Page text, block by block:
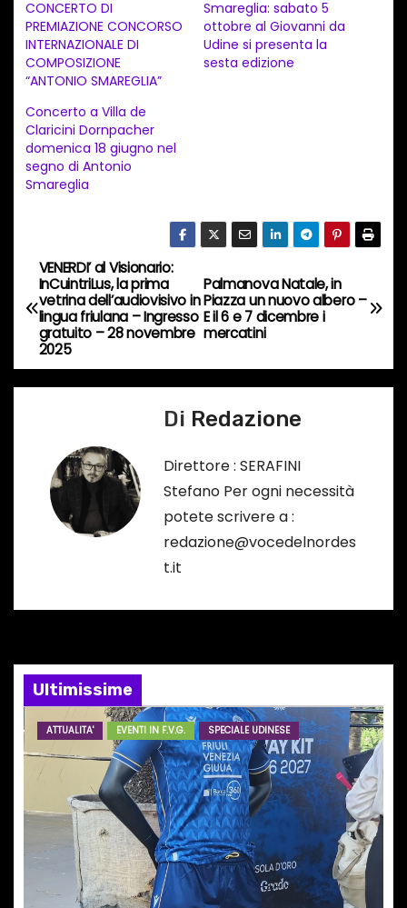
m
e
n
t
o
i
n
r
s
o
…
CONCERTO DI
PREMIAZIONE CONCORSO
INTERNAZIONALE DI
COMPOSIZIONE
“ANTONIO SMAREGLIA”
Smareglia: sabato 5
ottobre al Giovanni da
Udine si presenta la
sesta edizione
Concerto a Villa de
Claricini Dornpacher
domenica 18 giugno nel
segno di Antonio
Smareglia
N
a
v
i
n
e
a
r
i
c
o
Palmanova Natale, in
Piazza un nuovo albero –
E il 6 e 7 dicembre i
mercatini
VENERDI’ al Visionario:
InCuintriLus, la prima
vetrina dell’audiovisivo in
lingua friulana – Ingresso
gratuito – 28 novembre
2025
Di Redazione
Direttore : SERAFINI
Stefano Per ogni necessità
potete scrivere a :
redazione@vocedelnordes
t.it
Ultimissime
ATTUALITA' EVENTI IN F.V.G. SPECIALE UDINESE